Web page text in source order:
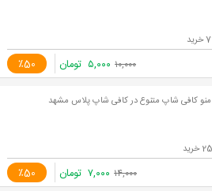
٪50 ۱۰,۰۰۰ ۵,۰۰۰ تومان
منو کافی شاپ متنوع در کافی شاپ پلاس مشهد
٪50 ۱۴,۰۰۰ ۷,۰۰۰ تومان